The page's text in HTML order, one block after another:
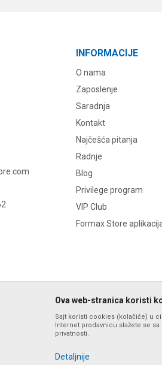
INFORMACIJE
O nama
Zaposlenje
Saradnja
Kontakt
Najčešća pitanja
Radnje
Blog
Privilege program
VIP Club
Formax Store
Ova web-stranica koristi
Sajt koristi cookies (kolačiće) u
Internet prodavnicu slažete se
privatnosti.
Detaljnije